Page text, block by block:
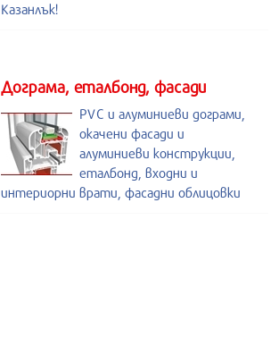
Казанлък!
Дограма, еталбонд, фасади
PVC и алуминиеви дограми,
окачени фасади и
алуминиеви конструкции,
еталбонд, входни и
интериорни врати, фасадни облицовки